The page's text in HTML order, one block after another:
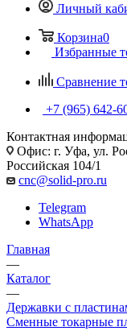
Личный
Корзина0
Избранные
Сравнение
+7 (965) 642-
Контактная
Офис: г. Уфа, ул.
Российская 104/1
cnc@solid-pro.ru
Telegram
WhatsApp
Главная
—
Каталог
—
Державки с
Сменные токарные